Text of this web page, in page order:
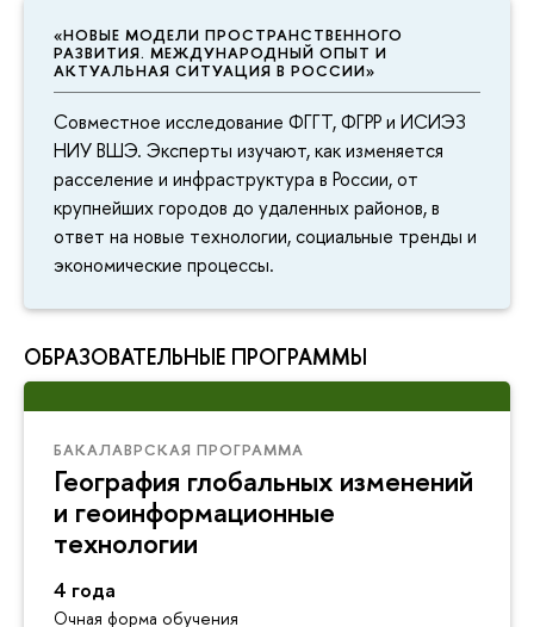
«НОВЫЕ МОДЕЛИ ПРОСТРАНСТВЕННОГО
РАЗВИТИЯ. МЕЖДУНАРОДНЫЙ ОПЫТ И
АКТУАЛЬНАЯ СИТУАЦИЯ В РОССИИ»
Совместное исследование ФГГТ, ФГРР и ИСИЭЗ
НИУ ВШЭ. Эксперты изучают, как изменяется
расселение и инфраструктура в России, от
крупнейших городов до удаленных районов, в
ответ на новые технологии, социальные тренды и
экономические процессы.
ОБРАЗОВАТЕЛЬНЫЕ ПРОГРАММЫ
БАКАЛАВРСКАЯ ПРОГРАММА
География глобальных изменений
и геоинформационные
технологии
4 года
Очная форма обучения